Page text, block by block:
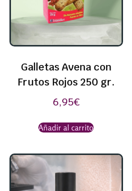
Galletas Avena con
Frutos Rojos 250 gr.
6,95€
Añadir al carrito